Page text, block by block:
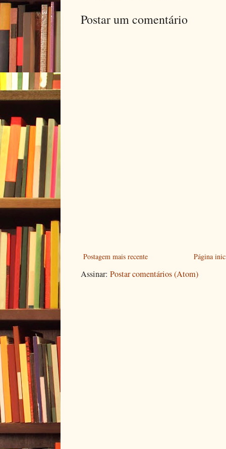
Postar um comentário
Postagem mais recente Página
Assinar: Postar comentários (Atom)